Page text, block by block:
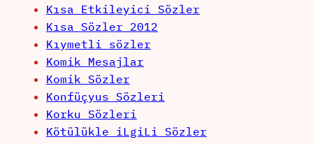
Kısa Etkileyici Sözler
Kısa Sözler 2012
Kıymetli sözler
Komik Mesajlar
Komik Sözler
Konfüçyus Sözleri
Korku Sözleri
Kötülükle iLgiLi Sözler